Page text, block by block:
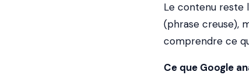
Le contenu reste
(phrase creuse),
comprendre ce
Ce que Google